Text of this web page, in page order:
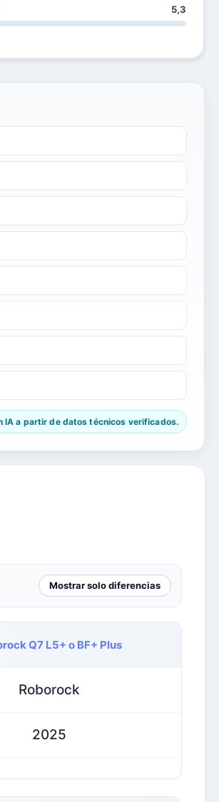
5,3
IA a partir de datos técnicos verificados.
Mostrar solo diferencias
Q7 L5+ o BF+ Plus
Roborock
2025